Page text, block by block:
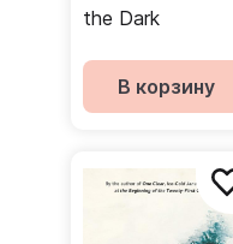
the Dark
В корзину